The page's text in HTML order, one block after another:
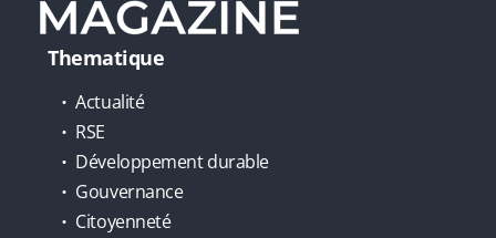
Thematique
Actualité
RSE
Développement durable
Gouvernance
Citoyenneté